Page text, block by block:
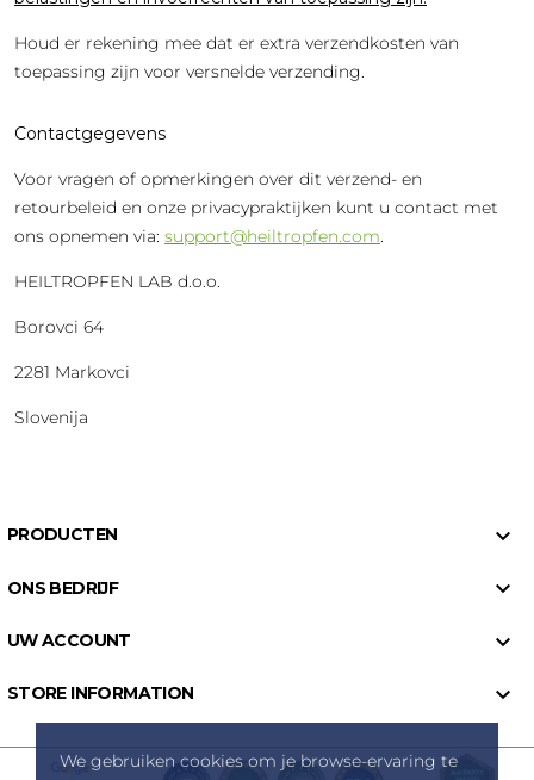
We gebruiken cookies om je browse-ervaring te
Houd er rekening mee dat er extra verzendkosten van
toepassing zijn voor versnelde verzending.
Contactgegevens
Voor vragen of opmerkingen over dit verzend- en
retourbeleid en onze privacypraktijken kunt u contact met
ons opnemen via: support@heiltropfen.com.
HEILTROPFEN LAB d.o.o.
Borovci 64
2281 Markovci
Slovenija
PRODUCTEN 
ONS BEDRIJF 
UW ACCOUNT 
STORE INFORMATION 